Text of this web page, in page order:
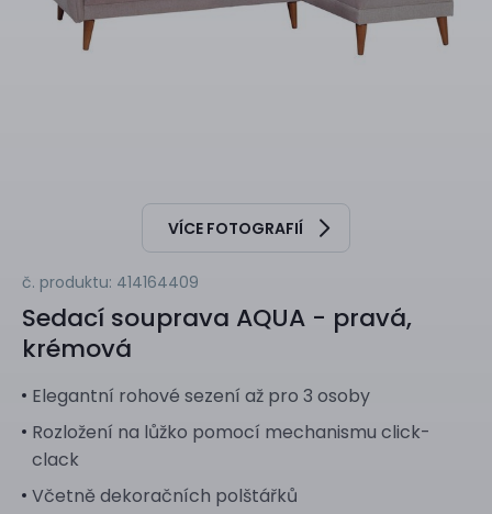
VÍCE FOTOGRAFIÍ
č. produktu: 414164409
Sedací souprava AQUA - pravá,
krémová
Elegantní rohové sezení až pro 3 osoby
Rozložení na lůžko pomocí mechanismu click-
clack
Včetně dekoračních polštářků